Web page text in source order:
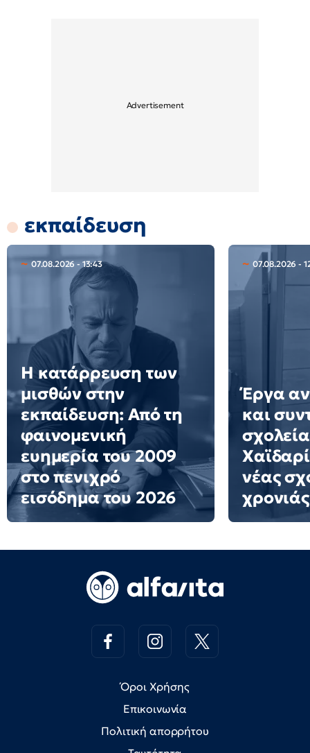
εκπαίδευση
07.08.2026 - 13:43
Η κατάρρευση των
μισθών στην
εκπαίδευση: Από τη
φαινομενική
ευημερία του 2009
στο πενιχρό
εισόδημα του 2026
07.08.2026 -
Έργα
και
νέας
χρονιάς
Όροι Χρήσης
Επικοινωνία
Πολιτική απορρήτου